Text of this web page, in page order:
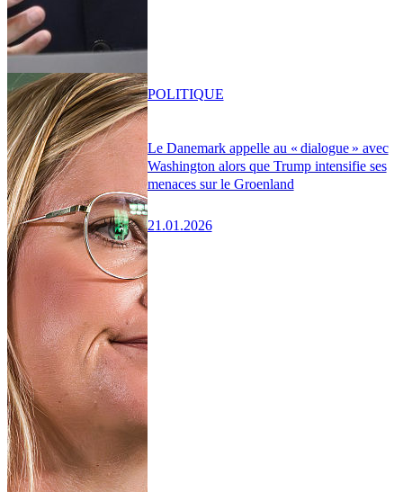
Le Danemark appelle au « dialogue » avec
Washington alors que Trump intensifie ses
menaces sur le Groenland
21.01.2026
POLITIQUE